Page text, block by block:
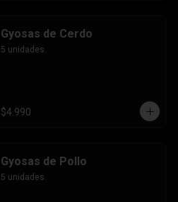
Gyosas de Cerdo
5 unidades.
$4.990
Gyosas de Pollo
5 unidades.